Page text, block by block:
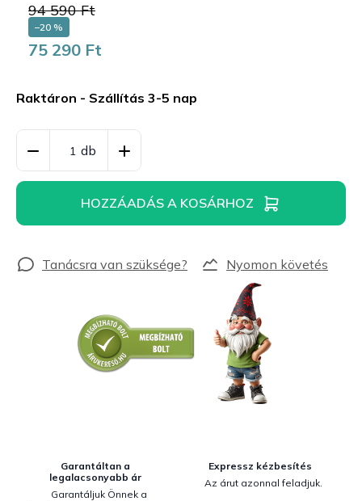
94 590 Ft
–20 %
75 290 Ft
Raktáron - Szállítás 3-5 nap
HOZZÁADÁS A KOSÁRHOZ
Nyomon követés
Garantáltan a
legalacsonyabb ár
Garantáljuk Önnek a
Expressz kézbesítés
Az árut azonnal feladjuk.